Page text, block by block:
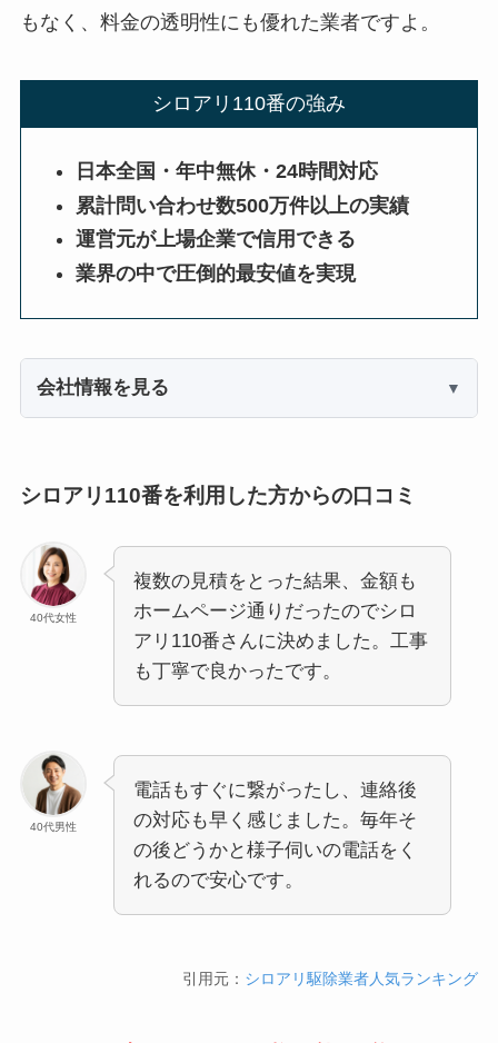
もなく、料金の透明性にも優れた業者ですよ。
シロアリ110番の強み
日本全国・年中無休・24時間対応
累計問い合わせ数500万件以上の実績
運営元が上場企業で信用できる
業界の中で圧倒的最安値を実現
会社情報を見る
シロアリ110番を利用した方からの口コミ
40代女性
複数の見積をとった結果、金額も
ホームページ通りだったのでシロ
アリ110番さんに決めました。工事
も丁寧で良かったです。
40代男性
電話もすぐに繋がったし、連絡後
の対応も早く感じました。毎年そ
の後どうかと様子伺いの電話をく
れるので安心です。
引用元： シロアリ駆除業者人気ランキング